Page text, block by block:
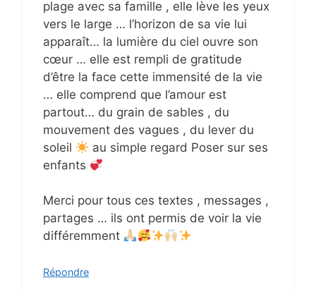
plage avec sa famille , elle lève les yeux
vers le large … l’horizon de sa vie lui
apparaît… la lumière du ciel ouvre son
cœur … elle est rempli de gratitude
d’être la face cette immensité de la vie
… elle comprend que l’amour est
partout… du grain de sables , du
mouvement des vagues , du lever du
soleil
au simple regard Poser sur ses
enfants
Merci pour tous ces textes , messages ,
partages … ils ont permis de voir la vie
différemment
Répondre